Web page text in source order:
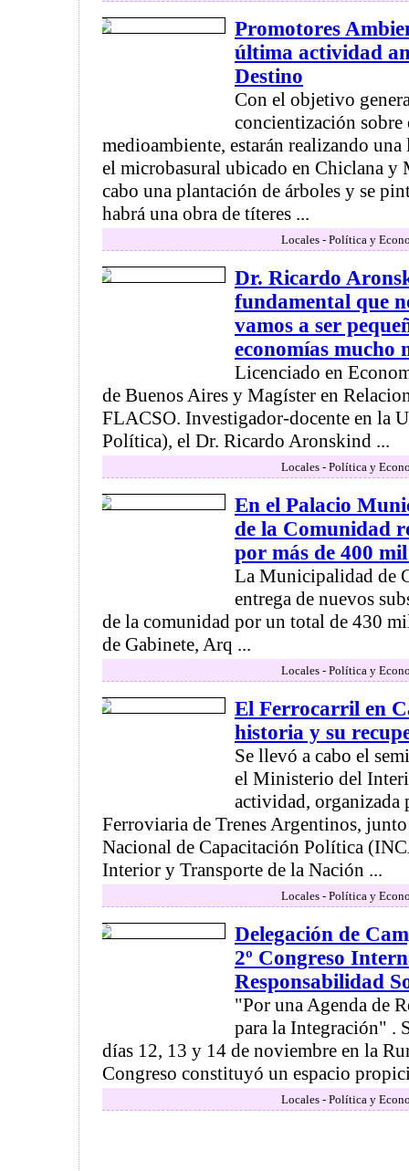
Promotores
última actividad
Destino
Con el objetivo
concientización
medioambiente, estarán realizando
el microbasural ubicado en Chiclana y
cabo una plantación de árboles y se
habrá una obra de títeres ...
Locales - Política y
Dr. Ricardo
fundamental que
vamos a ser
economías mucho
Licenciado en
de Buenos Aires y Magíster en
FLACSO. Investigador-docente en la
Política), el Dr. Ricardo Aronskind ...
Locales - Política y
En el Palacio
de la Comunidad
por más de 400 mil
La Municipalidad de
entrega de nuevos
de la comunidad por un total de 430
de Gabinete, Arq ...
Locales - Política y
El Ferrocarril en
historia y su
Se llevó a cabo el
el Ministerio del
actividad, organizada
Ferroviaria de Trenes Argentinos,
Nacional de Capacitación Política
Interior y Transporte de la Nación ...
Locales - Política y
Delegación de
2º Congreso
Responsabilidad
"Por una Agenda de
para la Integración" .
días 12, 13 y 14 de noviembre en la
Congreso constituyó un espacio
Locales - Política y